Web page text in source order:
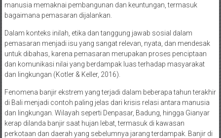
manusia memaknai pembangunan dan keuntungan, termasuk
bagaimana pemasaran dijalankan.
Dalam konteks inilah, etika dan tanggung jawab sosial dalam
pemasaran menjadi isu yang sangat relevan, nyata, dan mendesak
untuk dibahas, karena pemasaran merupakan proses penciptaan
dan komunikasi nilai yang berdampak luas terhadap masyarakat
dan lingkungan (Kotler & Keller, 2016).
Fenomena banjir ekstrem yang terjadi dalam beberapa tahun terakhir
di Bali menjadi contoh paling jelas dari krisis relasi antara manusia
dan lingkungan. Wilayah seperti Denpasar, Badung, hingga Gianyar
kerap dilanda banjir saat hujan lebat, termasuk di kawasan
perkotaan dan daerah yang sebelumnya jarang terdampak. Banjir di